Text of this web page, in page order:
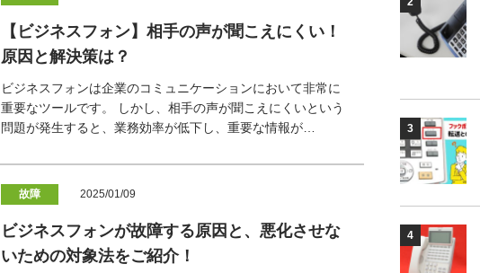
【ビジネスフォン】相手の声が聞こえにくい！
原因と解決策は？
ビジネスフォンは企業のコミュニケーションにおいて非常に
重要なツールです。 しかし、相手の声が聞こえにくいという
問題が発生すると、業務効率が低下し、重要な情報が…
故障 2025/01/09
ビジネスフォンが故障する原因と、悪化させな
いための対象法をご紹介！